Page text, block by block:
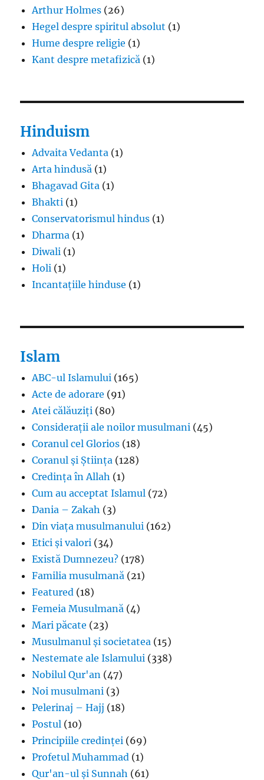
Arthur Holmes (26)
Hegel despre spiritul absolut (1)
Hume despre religie (1)
Kant despre metafizică (1)
Hinduism
Advaita Vedanta (1)
Arta hindusă (1)
Bhagavad Gita (1)
Bhakti (1)
Conservatorismul hindus (1)
Dharma (1)
Diwali (1)
Holi (1)
Incantațiile hinduse (1)
Islam
ABC-ul Islamului (165)
Acte de adorare (91)
Atei călăuziți (80)
Considerații ale noilor musulmani (45)
Coranul cel Glorios (18)
Coranul și Știința (128)
Credința în Allah (1)
Cum au acceptat Islamul (72)
Dania – Zakah (3)
Din viața musulmanului (162)
Etici și valori (34)
Există Dumnezeu? (178)
Familia musulmană (21)
Featured (18)
Femeia Musulmană (4)
Mari păcate (23)
Musulmanul și societatea (15)
Nestemate ale Islamului (338)
Nobilul Qur'an (47)
Noi musulmani (3)
Pelerinaj – Hajj (18)
Postul (10)
Principiile credinței (69)
Profetul Muhammad (1)
Qur'an-ul și Sunnah (61)